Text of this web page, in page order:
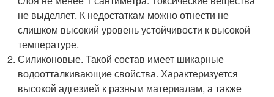
не выделяет. К недостаткам можно отнести не
слишком высокий уровень устойчивости к высокой
температуре.
Силиконовые. Такой состав имеет шикарные
водоотталкивающие свойства. Характеризуется
высокой адгезией к разным материалам, а также